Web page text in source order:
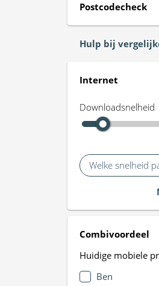
Postcodecheck
Hulp bij
Internet
Downloadsnelheid
Welke snelheid
Combivoordeel
Huidige mobiele
Ben